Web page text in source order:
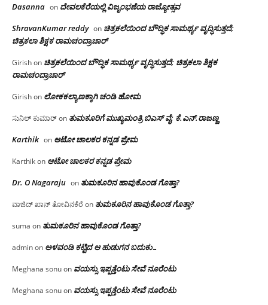
Dasanna on ದೇವಲಕೆರೆಯಲ್ಲಿ ವಿಜೃಂಭಣೆಯ ರಾಜ್ಯೋತ್ಸವ
ShravanKumar reddy on ಚಿತ್ರಕಲೆಯಿಂದ ಬೌದ್ಧಿಕ ಸಾಮರ್ಥ್ಯ ವೃದ್ಧಿಸುತ್ತದೆ;
ಚಿತ್ರಕಲಾ ಶಿಕ್ಷಕ ರಾಮಚಂದ್ರಾಚಾರ್
Girishon ಚಿತ್ರಕಲೆಯಿಂದ ಬೌದ್ಧಿಕ ಸಾಮರ್ಥ್ಯ ವೃದ್ಧಿಸುತ್ತದೆ; ಚಿತ್ರಕಲಾ ಶಿಕ್ಷಕ
ರಾಮಚಂದ್ರಾಚಾರ್
Girishon ಲೋಕಕಲ್ಯಾಣಕ್ಕಾಗಿ ಚಂಡಿ ಹೋಮ
ಸುನಿಲ್ ಕುಮಾರ್on ತುಮಕೂರಿಗೆ ಮುಖ್ಯಮಂತ್ರಿ ಬಿಎಸ್ ವೈ: ಕೆ.ಎನ್.ರಾಜಣ್ಣ
Karthik on ಆಟೋ ಚಾಲಕರ ಕನ್ನಡ ಪ್ರೇಮ
Karthikon ಆಟೋ ಚಾಲಕರ ಕನ್ನಡ ಪ್ರೇಮ
Dr. O Nagaraju on ತುಮಕೂರಿನ ಹಾವುಕೊಂಡ ಗೊತ್ತಾ?
ವಾಜಿದ್ ಖಾನ್ ತೋವಿನಕೆರೆ on ತುಮಕೂರಿನ ಹಾವುಕೊಂಡ ಗೊತ್ತಾ?
suma on ತುಮಕೂರಿನ ಹಾವುಕೊಂಡ ಗೊತ್ತಾ?
adminon ಅಳವಂಡಿ ಕಟ್ಟಿದ ಆ ಹುಡುಗನ ಬದುಕು…
Meghana sonuon ವಯಸ್ಸು ಇಪ್ಪತ್ತೆಂಟು ಸೇವೆ ನೂರೆಂಟು
Meghana sonuon ವಯಸ್ಸು ಇಪ್ಪತ್ತೆಂಟು ಸೇವೆ ನೂರೆಂಟು